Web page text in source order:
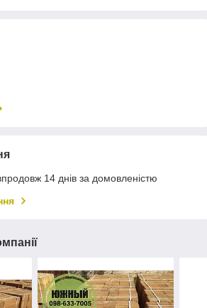
14 днів за домовленістю